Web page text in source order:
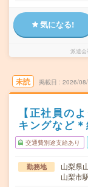
気になる!
派遣会
未読 掲載日 2026/
【正社員の
キングなど
交通費別途支給あり
勤務地
山梨県
山梨市